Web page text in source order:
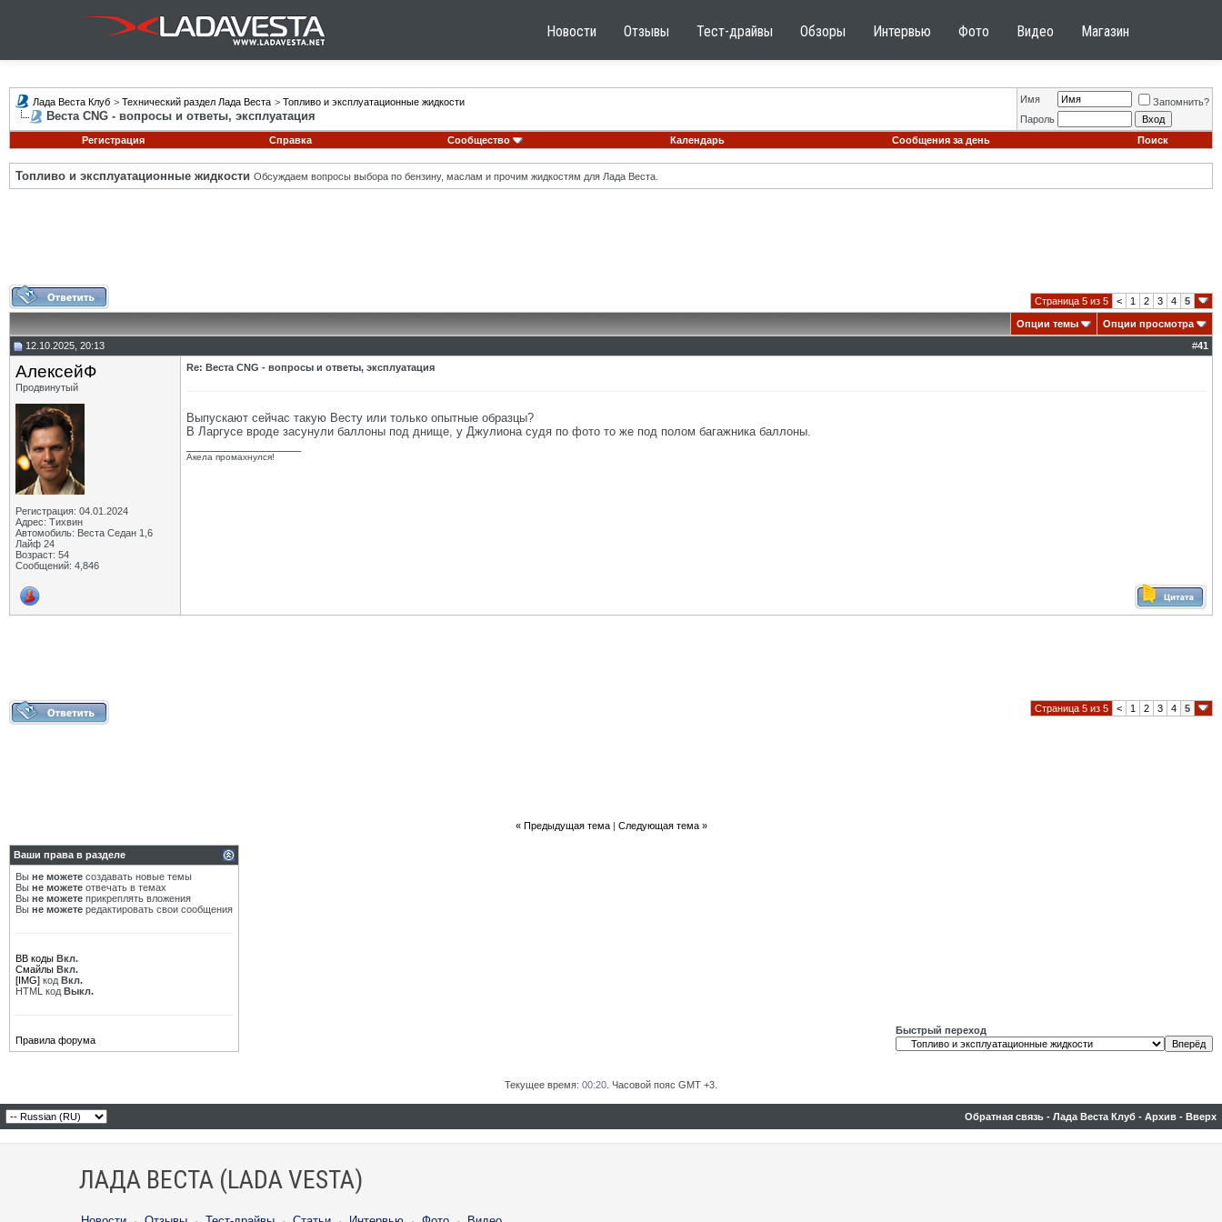
Новости Отзывы Тест-драйвы Обзоры Интервью Фото Видео Магазин
Лада Веста Клуб > Технический раздел Лада Веста > Топливо и эксплуатационные жидкости
Веста CNG - вопросы и ответы, эксплуатация
Имя
Запомнить?
Пароль
Регистрация
Справка Сообщество Календарь Сообщения за день Поиск
Топливо и эксплуатационные жидкости Обсуждаем вопросы выбора по бензину, маслам и прочим жидкостям для Лада Веста.
Страница 5 из 5 < 1 2 3 4 5
Опции темы
Опции просмотра
12.10.2025, 20:13
#41
АлексейФ
Продвинутый
Регистрация: 04.01.2024
Адрес: Тихвин
Автомобиль: Веста Седан 1,6
Лайф 24
Возраст: 54
Сообщений: 4,846
Re: Веста CNG - вопросы и ответы, эксплуатация
Выпускают сейчас такую Весту или только опытные образцы?
В Ларгусе вроде засунули баллоны под днище, у Джулиона судя по фото то же под полом багажника баллоны.
Акела промахнулся!
Страница 5 из 5 < 1 2 3 4 5
« Предыдущая тема| Следующая тема »
Ваши права в разделе
Вы не можете создавать новые темы
Вы не можете отвечать в темах
Вы не можете прикреплять вложения
Вы не можете редактировать свои сообщения
BB коды Вкл.
Смайлы Вкл.
[IMG] код Вкл.
HTML код Выкл.
Правила форума
Быстрый переход
Текущее время: 00:20 . Часовой пояс GMT +3.
Обратная связь - Лада Веста Клуб - Архив - Вверх
ЛАДА ВЕСТА (LADA VESTA)